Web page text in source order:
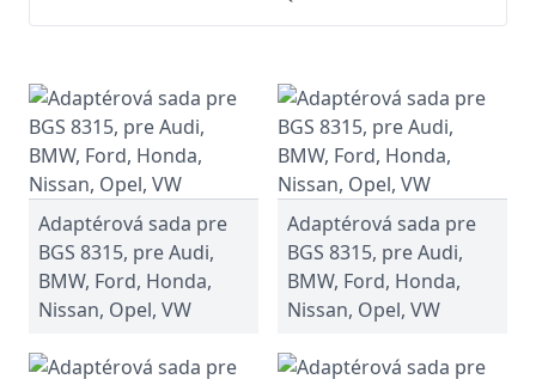
Adaptérová sada pre
BGS 8315, pre Audi,
BMW, Ford, Honda,
Nissan, Opel, VW
Adaptérová sada pre
BGS 8315, pre Audi,
BMW, Ford, Honda,
Nissan, Opel, VW